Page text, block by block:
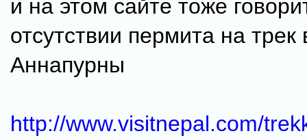
и на этом сайте тоже
отсутствии пермита на трек
Аннапурны
http://www.visitnepal.com/